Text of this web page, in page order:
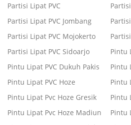
Partisi Lipat PVC
Partisi Lipat PVC Jombang
Partisi Lipat PVC Mojokerto
Partisi Lipat PVC Sidoarjo
Pintu
Pintu Lipat PVC Dukuh Pakis
Pintu
Pintu Lipat PVC Hoze
Pintu
Pintu Lipat Pvc Hoze Gresik
Pintu
Pintu Lipat Pvc Hoze Madiun
Pintu